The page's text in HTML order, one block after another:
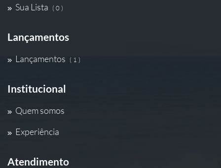
Sua Lista ( 0 )
Lançamentos
Lançamentos ( 1 )
Institucional
Quem somos
Experiência
Atendimento